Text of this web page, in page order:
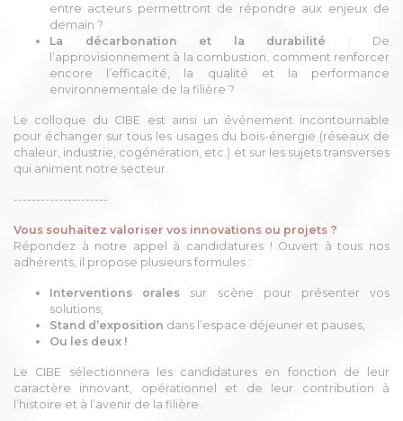
entre acteurs permettront de répondre aux enjeux de
demain ?
La décarbonation et la durabilité : De
l’approvisionnement à la combustion, comment renforcer
encore l’efficacité, la qualité et la performance
environnementale de la filière ?
Le colloque du CIBE est ainsi un événement incontournable
pour échanger sur tous les usages du bois-énergie (réseaux de
chaleur, industrie, cogénération, etc.) et sur les sujets transverses
qui animent notre secteur.
---------------------
Vous souhaitez valoriser vos innovations ou projets ?
Répondez à notre appel à candidatures ! Ouvert à tous nos
adhérents, il propose plusieurs formules :
Interventions orales sur scène pour présenter vos
solutions,
Stand d’exposition dans l’espace déjeuner et pauses,
Ou les deux !
Le CIBE sélectionnera les candidatures en fonction de leur
caractère innovant, opérationnel et de leur contribution à
l’histoire et à l’avenir de la filière.